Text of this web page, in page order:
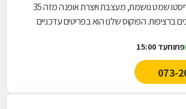
אריסטו שמט נושמת, מעצבת ויוצרת אופנה מזה 35
ברציפות. הפוקוס שלנו הוא בפריטים עדכניים
פתוחעד 15:00